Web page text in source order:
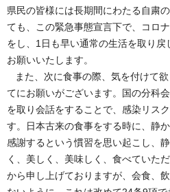
県民の皆様には長期間にわたる自粛
ても、この緊急事態宣言下で、コロ
をし、1日も早い通常の生活を取り
お願いいたします。
また、次に食事の際、気を付けて
てにお願いがございます。国の分科
を取り会話をすることで、感染リス
す。日本古来の食事をする時に、静
感謝するという慣習を思い起こし、
く、美しく、美味しく、食べていた
から申し上げておりますが、会食、